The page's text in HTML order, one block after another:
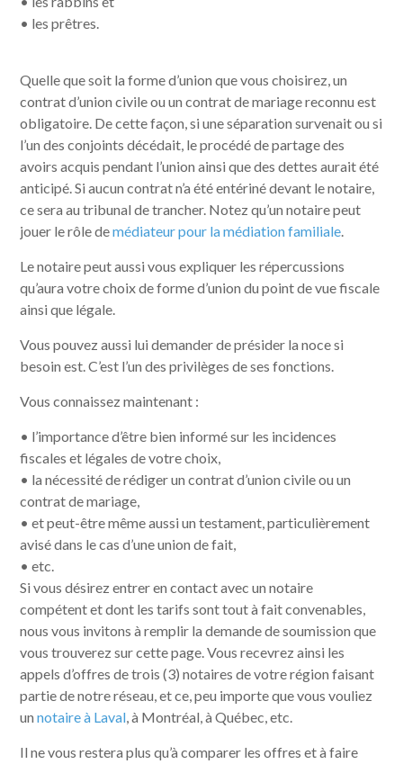
• les prêtres.
Quelle que soit la forme d’union que vous choisirez, un
contrat d’union civile ou un contrat de mariage reconnu est
obligatoire. De cette façon, si une séparation survenait ou si
l’un des conjoints décédait, le procédé de partage des
avoirs acquis pendant l’union ainsi que des dettes aurait été
anticipé. Si aucun contrat n’a été entériné devant le notaire,
ce sera au tribunal de trancher. Notez qu’un notaire peut
jouer le rôle demédiateur pour la médiation familiale.
Le notaire peut aussi vous expliquer les répercussions
qu’aura votre choix de forme d’union du point de vue fiscale
ainsi que légale.
Vous pouvez aussi lui demander de présider la noce si
besoin est. C’est l’un des privilèges de ses fonctions.
Vous connaissez maintenant :
• l’importance d’être bien informé sur les incidences
fiscales et légales de votre choix,
• la nécessité de rédiger un contrat d’union civile ou un
contrat de mariage,
• et peut-être même aussi un testament, particulièrement
avisé dans le cas d’une union de fait,
• etc.
Si vous désirez entrer en contact avec un notaire
compétent et dont les tarifs sont tout à fait convenables,
nous vous invitons à remplir la demande de soumission que
vous trouverez sur cette page. Vous recevrez ainsi les
appels d’offres de trois (3) notaires de votre région faisant
partie de notre réseau, et ce, peu importe que vous vouliez
unnotaire à Laval, à Montréal, à Québec, etc.
Il ne vous restera plus qu’à comparer les offres et à faire